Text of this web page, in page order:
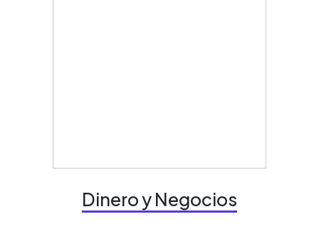
Dinero y Negocios